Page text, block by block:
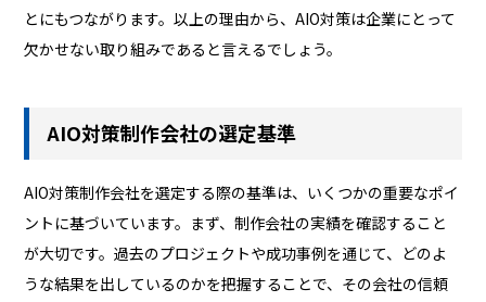
とにもつながります。以上の理由から、AIO対策は企業にとって
欠かせない取り組みであると言えるでしょう。
AIO対策制作会社の選定基準
AIO対策制作会社を選定する際の基準は、いくつかの重要なポイ
ントに基づいています。まず、制作会社の実績を確認すること
が大切です。過去のプロジェクトや成功事例を通じて、どのよ
うな結果を出しているのかを把握することで、その会社の信頼